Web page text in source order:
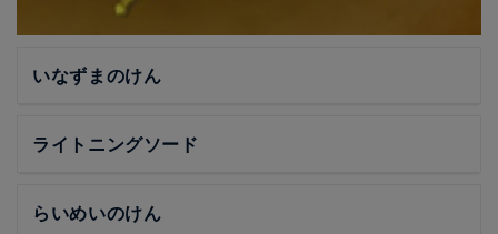
いなずまのけん
ライトニングソード
らいめいのけん